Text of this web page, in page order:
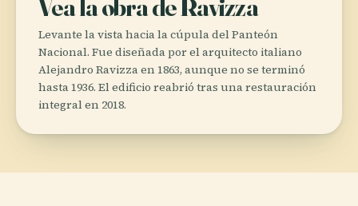
Vea la obra de Ravizza
Levante la vista hacia la cúpula del Panteón
Nacional. Fue diseñada por el arquitecto italiano
Alejandro Ravizza en 1863, aunque no se terminó
hasta 1936. El edificio reabrió tras una restauración
integral en 2018.